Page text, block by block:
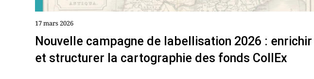
17 mars 2026
Nouvelle campagne de labellisation 2026 : enrichir
et structurer la cartographie des fonds CollEx